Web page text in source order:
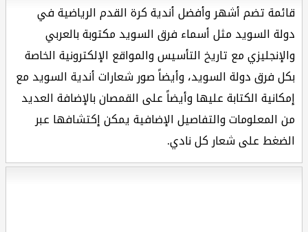
قائمة تضم أشهر وأفضل أندية كرة القدم الرياضية في
دولة السويد مثل أسماء فرق السويد مكتوبة بالعربي
والإنجليزي مع تاريخ التأسيس والمواقع الإلكترونية الخاصة
بكل فرق دولة السويد، وأيضاً صور شعارات أندية السويد مع
إمكانية الكتابة عليها وأيضاً على القمصان بالإضافة العديد
من المعلومات والتفاصيل الإضافية يمكن إكتشافها عبر
الضغط على شعار كل نادي.